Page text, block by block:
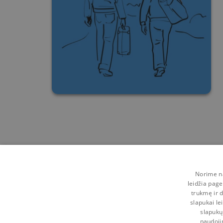
Norime
leidžia
trukmę ir
slapukai